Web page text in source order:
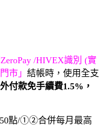
ZeroPay /HIVEX識別 (實
市」 結帳時，使用全支
付款免手續費1.5%，
點/①②合併每月最高